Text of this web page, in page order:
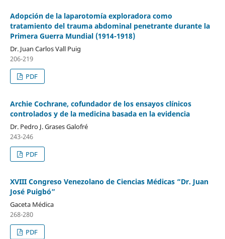
Adopción de la laparotomía exploradora como
tratamiento del trauma abdominal penetrante durante la
Primera Guerra Mundial (1914-1918)
Dr. Juan Carlos Vall Puig
206-219
PDF
Archie Cochrane, cofundador de los ensayos clínicos
controlados y de la medicina basada en la evidencia
Dr. Pedro J. Grases Galofré
243-246
PDF
XVIII Congreso Venezolano de Ciencias Médicas “Dr. Juan
José Puigbó”
Gaceta Médica
268-280
PDF